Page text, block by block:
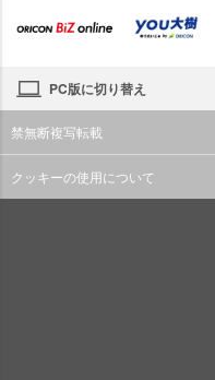
PC版に切り替え
禁無断複写転載
クッキーの使用について